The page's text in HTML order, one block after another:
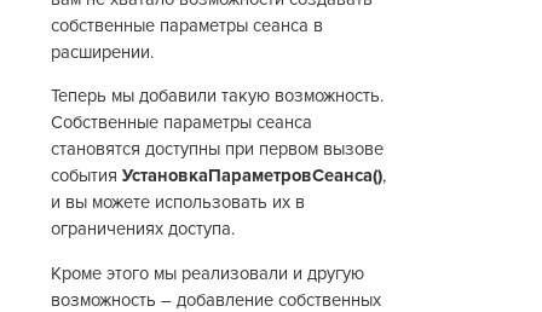
собственные параметры сеанса в
расширении.
Теперь мы добавили такую возможность.
Собственные параметры сеанса
становятся доступны при первом вызове
событияУстановкаПараметровСеанса(),
и вы можете использовать их в
ограничениях доступа.
Кроме этого мы реализовали и другую
возможность – добавление собственных